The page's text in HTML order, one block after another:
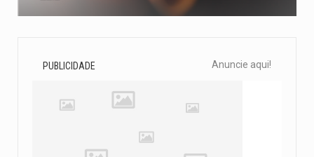
PUBLICIDADE Anuncie aqui!